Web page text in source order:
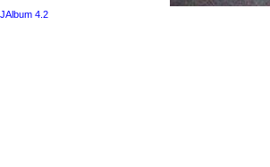
JAlbum 4.2